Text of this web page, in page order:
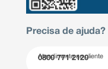
Precisa de ajuda?
Atendimento ao cliente
0800 771 2120